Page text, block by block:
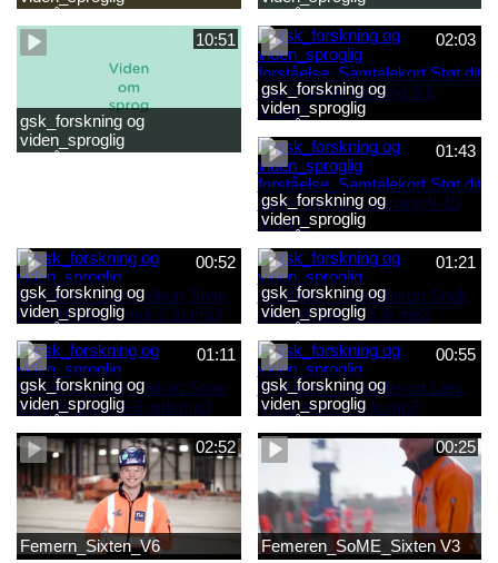
forståelse_Snak med dit barn
2-6 år.mp4
forståelse_Snak med din
baby 0-6 mdr.mp4
10:51
gsk_forskning og
viden_sproglig
forståelse_Barnets sproglige
02:03
gsk_forskning og
viden_sproglig
forståelse_Samtalekort Støt
dit barns første læsning 6-8
år.mp3
01:43
gsk_forskning og
viden_sproglig
forståelse_Samtalekort Støt
dit barns fortsatte læsning 8-
10 år.mp3
00:52
gsk_forskning og
viden_sproglig
forståelse_Samtalekort Snak
med dit barn 6 mdr-2 år.mp3
01:21
gsk_forskning og
viden_sproglig
forståelse_Samtalekort Snak
med dit barn 2-6 år.mp3
01:11
gsk_forskning og
viden_sproglig
forståelse_Samtalekort Snak
med din baby 0-6 mdr.mp3
00:55
gsk_forskning og
viden_sproglig
forståelse_Samtalekort Læs,
lyt og skriv 3-6 år.mp3
02:52
Femern_Sixten_V6
00:25
Femeren_SoME_Sixten V3